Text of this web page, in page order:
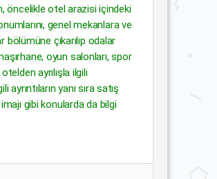
öncelikle otel arazisi içindeki
genel mekanlara ve
çıkarılıp odalar
oyun salonları, spor
ayrılışla ilgili
yanı sıra satış
gibi konularda da bilgi